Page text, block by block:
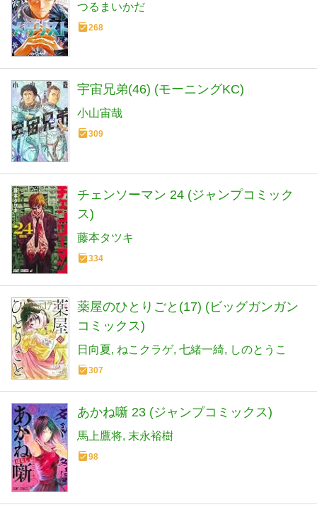
つるまいかだ
268
宇宙兄弟(46) (モーニングKC)
小山宙哉
309
チェンソーマン 24 (ジャンプコミック
ス)
藤本タツキ
334
薬屋のひとりごと(17) (ビッグガンガン
コミックス)
日向夏 ねこクラゲ 七緒一綺 しのとうこ
307
あかね噺 23 (ジャンプコミックス)
馬上鷹将 末永裕樹
98